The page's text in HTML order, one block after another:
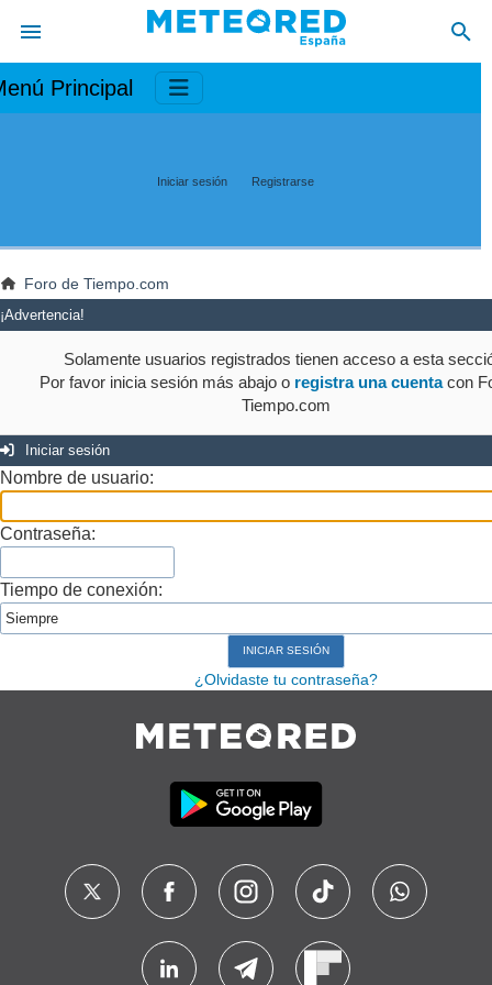
Principal
Iniciar sesión Registrarse
Foro de Tiempo.com
¡Advertencia!
Solamente usuarios registrados tienen acceso a esta
Por favor inicia sesión más abajo o registra una cuentacon
Tiempo.com
Iniciar sesión
Nombre de usuario:
Contraseña:
Tiempo de conexión:
¿Olvidaste tu contraseña?